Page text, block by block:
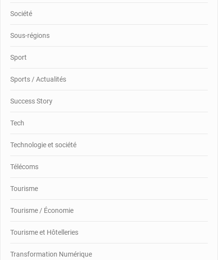
Société
Sous-régions
Sport
Sports / Actualités
Success Story
Tech
Technologie et société
Télécoms
Tourisme
Tourisme / Économie
Tourisme et Hôtelleries
Transformation Numérique